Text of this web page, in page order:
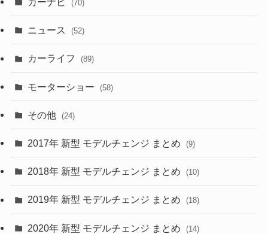
(50)
(43)
(6)
(9)
(30)
(27)
(58)
(28)
(27)
(26)
(10)
(35)
(70)
ニュース (52)
カーライフ (89)
モーターショー (58)
その他 (24)
2017年 新型 モデルチェンジ まとめ (9)
2018年 新型 モデルチェンジ まとめ (10)
2019年 新型 モデルチェンジ まとめ (18)
2020年 新型 モデルチェンジ まとめ (14)